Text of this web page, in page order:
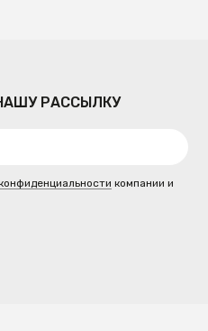
РАССЫЛКУ
компании и